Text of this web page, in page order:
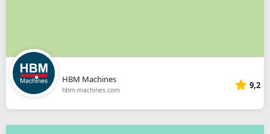
HBM Machines
hbm-machines.com 9,2